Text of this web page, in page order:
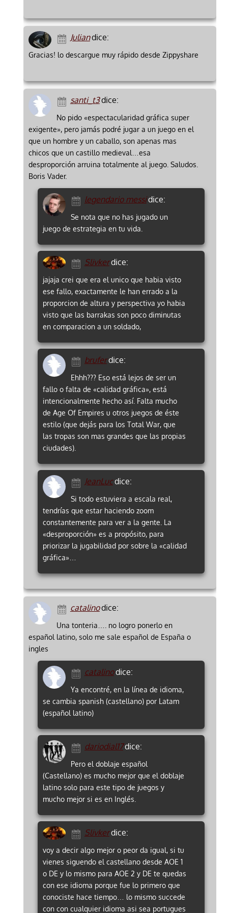
Juliandice:
Gracias! lo descargue muy rápido desde Zippyshare
santi_t3dice:
No pido «espectacularidad gráfica super
exigente», pero jamás podré jugar a un juego en el
que un hombre y un caballo, son apenas mas
chicos que un castillo medieval…esa
desproporción arruina totalmente al juego. Saludos.
Boris Vader.
legendario messidice:
Se nota que no has jugado un
juego de estrategia en tu vida.
Slivkerdice:
jajaja crei que era el unico que habia visto
ese fallo, exactamente le han errado a la
proporcion de altura y perspectiva yo habia
visto que las barrakas son poco diminutas
en comparacion a un soldado,
bruferdice:
Ehhh??? Eso está lejos de ser un
fallo o falta de «calidad gráfica», está
intencionalmente hecho así. Falta mucho
de Age Of Empires u otros juegos de éste
estilo (que dejás para los Total War, que
las tropas son mas grandes que las propias
ciudades).
JeanLucdice:
Si todo estuviera a escala real,
tendrías que estar haciendo zoom
constantemente para ver a la gente. La
«desproporción» es a propósito, para
priorizar la jugabilidad por sobre la «calidad
gráfica»…
catalinodice:
Una tonteria…. no logro ponerlo en
español latino, solo me sale español de España o
ingles
catalinodice:
Ya encontré, en la línea de idioma,
se cambia spanish (castellano) por Latam
(español latino)
dariodial17dice:
Pero el doblaje español
(Castellano) es mucho mejor que el doblaje
latino solo para este tipo de juegos y
mucho mejor si es en Inglés.
Slivkerdice:
voy a decir algo mejor o peor da igual, si tu
vienes siguendo el castellano desde AOE 1
o DE y lo mismo para AOE 2 y DE te quedas
con ese idioma porque fue lo primero que
conociste hace tiempo… lo mismo succede
con con cualquier idioma asi sea portugues